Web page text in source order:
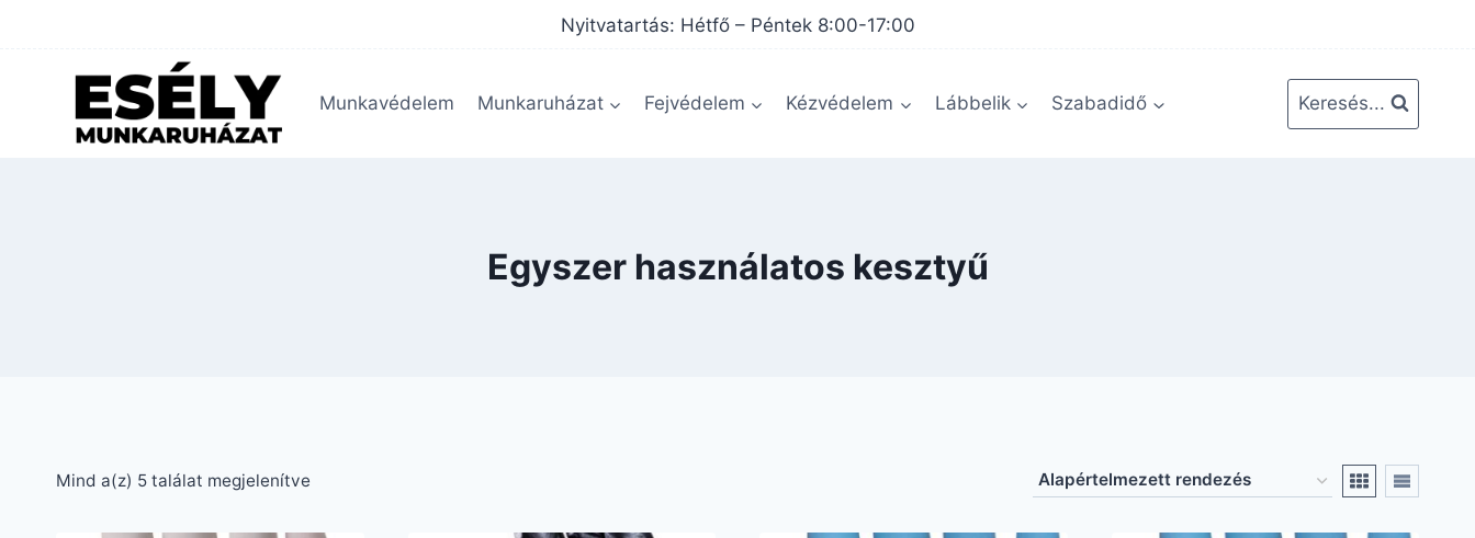
Nyitvatartás: Hétfő – Péntek 8:00-17:00
Munkavédelem Munkaruházat Fejvédelem Kézvédelem Lábbelik Szabadidő Keresés...
Egyszer használatos kesztyű
Mind a(z) 5 találat megjelenítve